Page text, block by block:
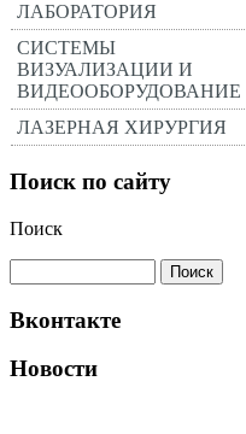
ЛАБОРАТОРИЯ
СИСТЕМЫ
ВИЗУАЛИЗАЦИИ И
ВИДЕООБОРУДОВАНИЕ
ЛАЗЕРНАЯ ХИРУРГИЯ
Поиск по сайту
Поиск
Вконтакте
Новости